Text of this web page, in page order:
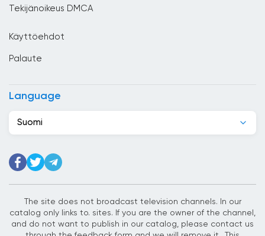
El Salvador
Espanja
Georgia
Guatemala
Haiti
Tekijänoikeus DMCA
Käyttöehdot
Palaute
Language
Suomi
The site does not broadcast television channels. In our
catalog only links to. sites. If you are the owner of the channel,
and do not want to publish in our catalog, please contact us